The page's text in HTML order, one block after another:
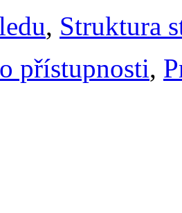
, Struktura
přístupnosti,